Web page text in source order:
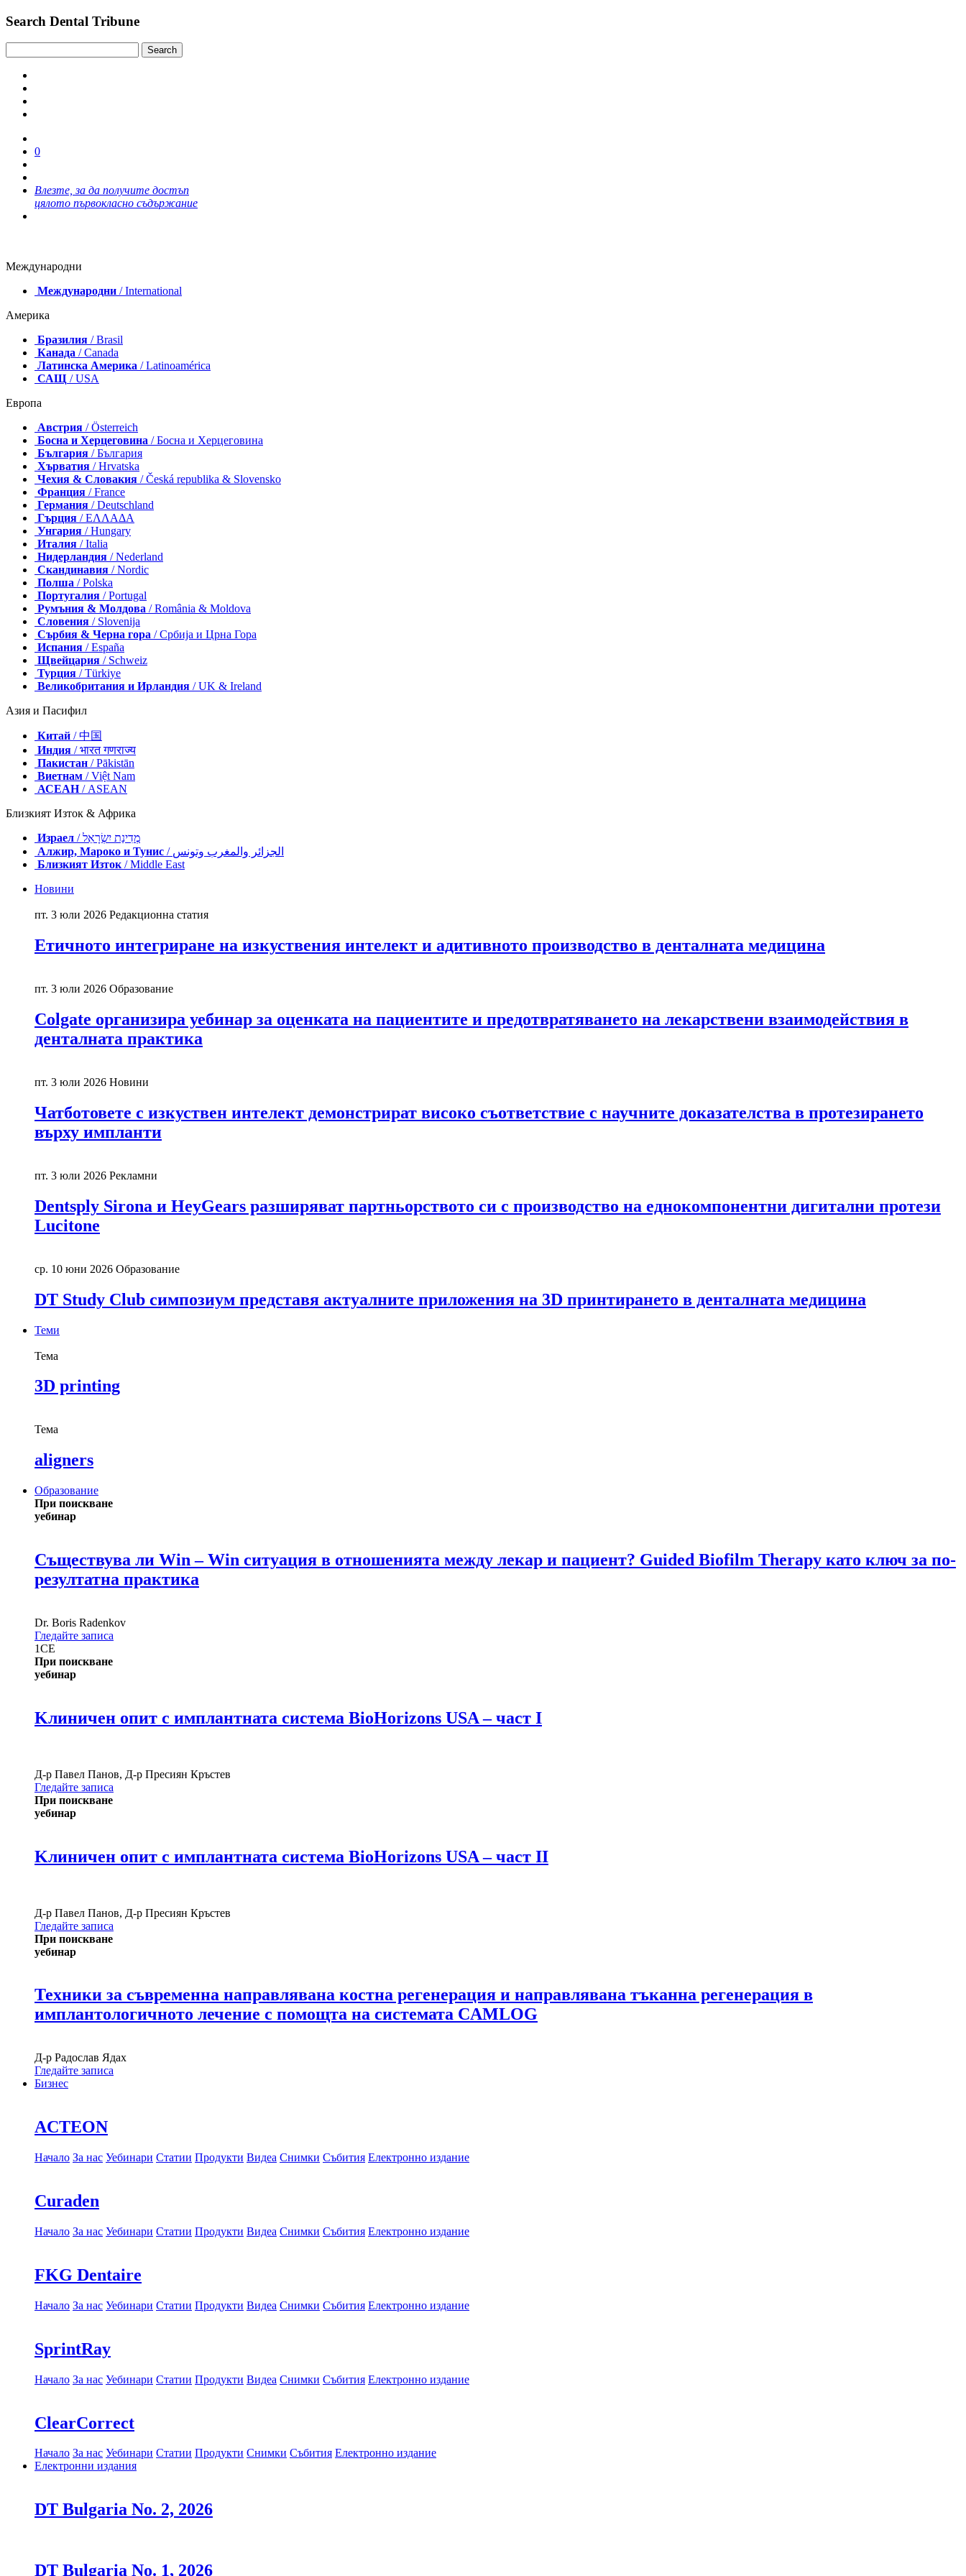
Search Dental Tribune
0
Влезте, за да получите достъп
цялото първокласно съдържание
Международни
Международни / International
Америка
Бразилия / Brasil
Канада / Canada
Латинска Америка / Latinoamérica
САЩ / USA
Европа
Австрия / Österreich
Босна и Херцеговина / Босна и Херцеговина
България / България
Хърватия / Hrvatska
Чехия & Словакия / Česká republika & Slovensko
Франция / France
Германия / Deutschland
Гърция / ΕΛΛΑΔΑ
Унгария / Hungary
Италия / Italia
Нидерландия / Nederland
Скандинавия / Nordic
Полша / Polska
Португалия / Portugal
Румъния & Молдова / România & Moldova
Словения / Slovenija
Сърбия & Черна гора / Србија и Црна Гора
Испания / España
Щвейцария / Schweiz
Турция / Türkiye
Великобритания и Ирландия / UK & Ireland
Азия и Пасифил
Китай / 中国
Индия / भारत गणराज्य
Пакистан / Pākistān
Виетнам / Việt Nam
АСЕАН/ ASEAN
Близкият Изток & Африка
Израел
/ מְדִינַת יִשְׂרָאֵל
Алжир, Мароко и Тунис
/ الجزائر والمغرب وتونس
Близкият Изток/ Middle East
Новини
пт. 3 юли 2026 Редакционна статия
Етичното интегриране на изкуствения интелект и адитивното производство в денталната медицина
пт. 3 юли 2026 Образование
Colgate организира уебинар за оценката на пациентите и предотвратяването на лекарствени взаимодействия в
денталната практика
пт. 3 юли 2026 Новини
Чатботовете с изкуствен интелект демонстрират високо съответствие с научните доказателства в протезирането
върху импланти
пт. 3 юли 2026 Рекламни
Dentsply Sirona и HeyGears разширяват партньорството си с производство на еднокомпонентни дигитални протези
Lucitone
ср. 10 юни 2026 Образование
DT Study Club симпозиум представя актуалните приложения на 3D принтирането в денталната медицина
Теми
Тема
3D printing
Тема
aligners
Образование
При поискване
уебинар
Съществува ли Win – Win ситуация в отношенията между лекар и пациент? Guided Biofilm Therapy като ключ за по-
резултатна практика
Dr. Boris Radenkov
Гледайте записа
1CE
При поискване
уебинар
Kлиничен опит с имплантната система BioHorizons USA – част I
Д-р Павел Панов, Д-р Пресиян Кръстев
Гледайте записа
При поискване
уебинар
Kлиничен опит с имплантната система BioHorizons USA – част II
Д-р Павел Панов, Д-р Пресиян Кръстев
Гледайте записа
При поискване
уебинар
Техники за съвременна направлявана костна регенерация и направлявана тъканна регенерация в
имплантологичното лечение с помощта на системата CAMLOG
Д-р Радослав Ядах
Гледайте записа
Бизнес
ACTEON
Начало За нас Уебинари Статии Продукти Видеа Снимки Събития Електронно издание
Curaden
Начало За нас Уебинари Статии Продукти Видеа Снимки Събития Електронно издание
FKG Dentaire
Начало За нас Уебинари Статии Продукти Видеа Снимки Събития Електронно издание
SprintRay
Начало За нас Уебинари Статии Продукти Видеа Снимки Събития Електронно издание
ClearCorrect
Начало За нас Уебинари Статии Продукти Снимки Събития Електронно издание
Електронни издания
DT Bulgaria No. 2, 2026
DT Bulgaria No. 1, 2026